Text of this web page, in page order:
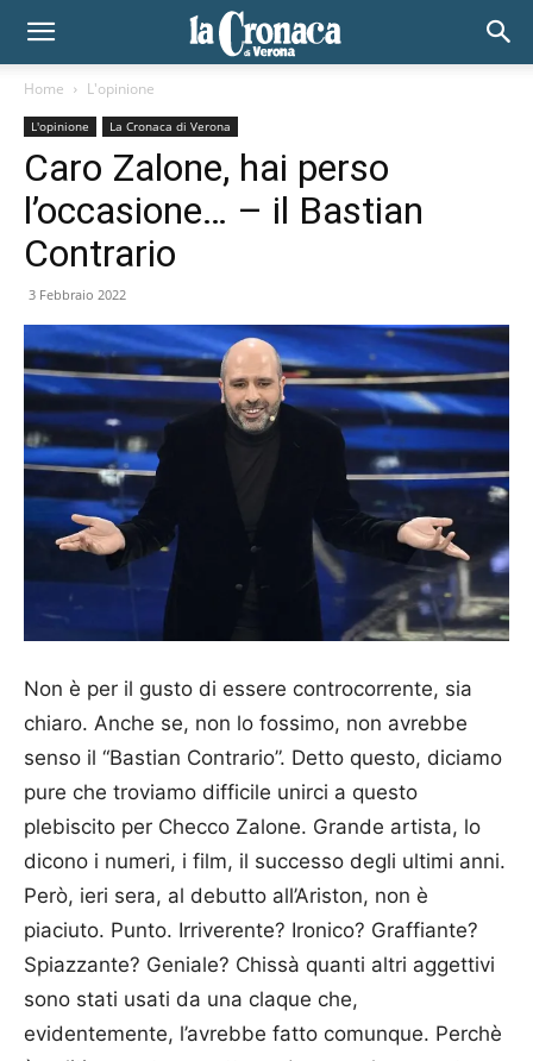
Home L'opinione
L'opinione La Cronaca di Verona
Caro Zalone, hai perso
l’occasione… – il Bastian
Contrario
3 Febbraio 2022
Non è per il gusto di essere controcorrente, sia
chiaro. Anche se, non lo fossimo, non avrebbe
senso il “Bastian Contrario”. Detto questo, diciamo
pure che troviamo difficile unirci a questo
plebiscito per Checco Zalone. Grande artista, lo
dicono i numeri, i film, il successo degli ultimi anni.
Però, ieri sera, al debutto all’Ariston, non è
piaciuto. Punto. Irriverente? Ironico? Graffiante?
Spiazzante? Geniale? Chissà quanti altri aggettivi
sono stati usati da una claque che,
evidentemente, l’avrebbe fatto comunque. Perchè